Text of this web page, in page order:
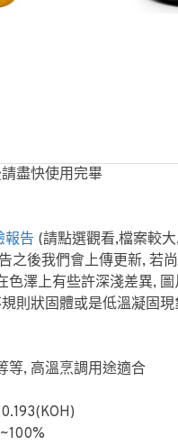
盡快使用完畢
報告 (請點選觀看,檔案較
之後我們會上傳更新, 若
澤上有些許深淺差異,
則狀固體或是低溫凝固
等, 高溫烹調用途適合